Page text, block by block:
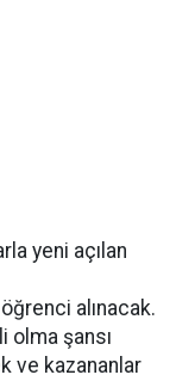
yeni açılan
alınacak.
olma şansı
ve kazananlar